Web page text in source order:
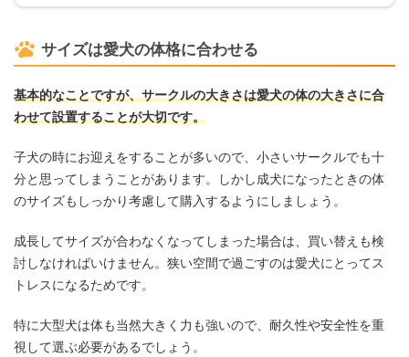
サイズは愛犬の体格に合わせる
基本的なことですが、サークルの大きさは愛犬の体の大きさに合
わせて設置することが大切です。
子犬の時にお迎えをすることが多いので、小さいサークルでも十
分と思ってしまうことがあります。しかし成犬になったときの体
のサイズもしっかり考慮して購入するようにしましょう。
成長してサイズが合わなくなってしまった場合は、買い替えも検
討しなければいけません。狭い空間で過ごすのは愛犬にとってス
トレスになるためです。
特に大型犬は体も当然大きく力も強いので、耐久性や安全性を重
視して選ぶ必要があるでしょう。